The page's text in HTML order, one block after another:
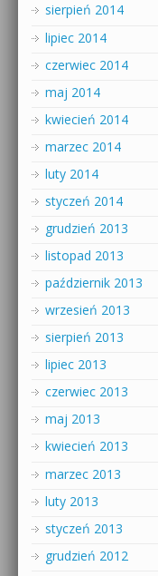
sierpień 2014
lipiec 2014
czerwiec 2014
maj 2014
kwiecień 2014
marzec 2014
luty 2014
styczeń 2014
grudzień 2013
listopad 2013
październik 2013
wrzesień 2013
sierpień 2013
lipiec 2013
czerwiec 2013
maj 2013
kwiecień 2013
marzec 2013
luty 2013
styczeń 2013
grudzień 2012